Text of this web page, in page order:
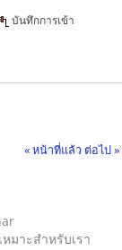
บันทึกการเข้า
« หน้าที่แล้ว ต่อไป »
มาะสำหรับเรา